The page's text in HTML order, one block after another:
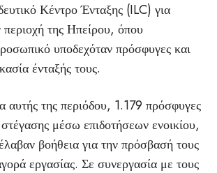
Κέντρο Ένταξης (ILC) για
της Ηπείρου, όπου
υποδεχόταν πρόσφυγες και
ένταξής τους.
αυτής της περιόδου, 1.179 πρόσφυγες
μέσω επιδοτήσεων ενοικίου,
βοήθεια για την πρόσβασή τους
εργασίας. Σε συνεργασία με τους